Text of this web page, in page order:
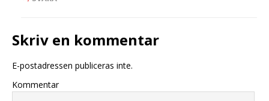
Skriv en kommentar
E-postadressen publiceras inte.
Kommentar